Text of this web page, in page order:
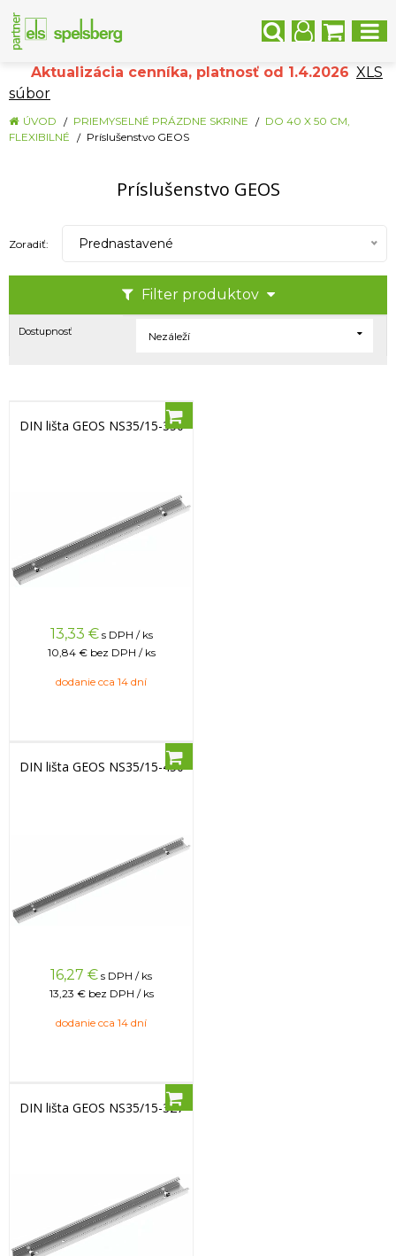
Aktualizácia cenníka, platnosť od 1.4.2026 XLS
súbor
ÚVOD PRIEMYSELNÉ PRÁZDNE SKRINE
DO 40 X 50 CM,
FLEXIBILNÉ
Príslušenstvo GEOS
Príslušenstvo GEOS
Filter produktov
Zoradiť: Prednastavené
Dostupnosť Nezáleží
DIN lišta GEOS NS35/15-350
13,33 € s DPH / ks
10,84 € bez DPH / ks
dodanie cca 14 dní
DIN lišta GEOS NS35/15-450
16,27 € s DPH / ks
13,23 € bez DPH / ks
dodanie cca 14 dní
DIN lišta GEOS NS35/15-327